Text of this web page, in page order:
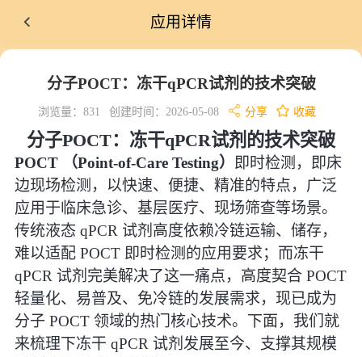
应用详情
分子POCT：冻干qPCR试剂的技术突破
浏览量：831 创建时间：2026-05-08 分享 收藏
分子POCT：冻干qPCR试剂的技术突破
POCT （Point-of-Care Testing）
即时检测，即床
边现场检测，以快速、便捷、精准的特点，广泛
应用于临床急诊、基层医疗、现场筛查等场景。
传统液态 qPCR 试剂高度依赖冷链运输、储存，
难以适配 POCT 即时检测的应用要求；而冻干
qPCR 试剂完美解决了这一痛点，高度契合 POCT
轻量化、易普及、免冷链的发展需求，现已成为
分子 POCT 领域的热门核心技术。下面，我们就
来梳理下冻干 qPCR 试剂发展至今、支撑其规模